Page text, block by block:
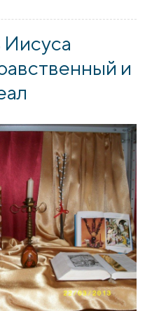
воспитанников
дома с Пасхой
Иисуса
и